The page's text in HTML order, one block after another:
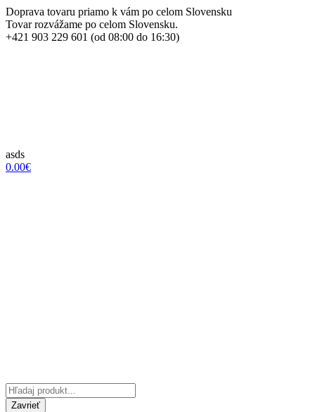
Doprava tovaru priamo k vám po celom Slovensku
Tovar rozvážame po celom Slovensku.
+421 903 229 601 (od 08:00 do 16:30)
asds
0.00€
Zavrieť